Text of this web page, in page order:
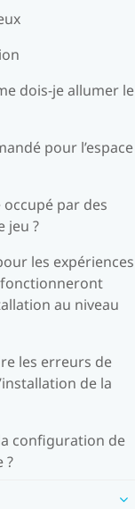
dois-je allumer le
pour l’espace
par des
jeu ?
les expériences
au niveau
les erreurs de
de la
configuration de
?